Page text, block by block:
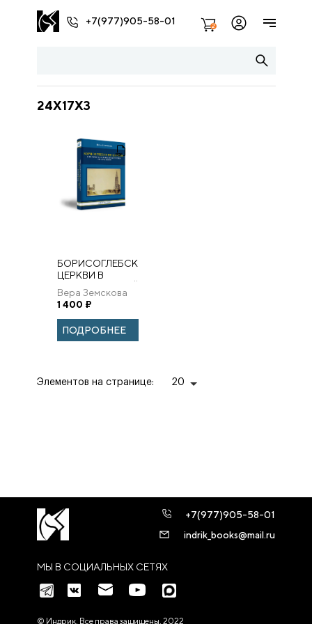
+7(977)905-58-01 2
24X17X3
БОРИСОГЛЕБСКИЕ
ЦЕРКВИ В
ПОЛИТИЧЕСКОЙ
ИСТОРИИ
РОССИИ XII–XVII
ВЕКОВ
Вера Земскова
1 400 ₽
ПОДРОБНЕЕ
Элементов на странице: 20
МЫ В СОЦИАЛЬНЫХ СЕТЯХ
+7(977)905-58-01
indrik_books@mail.ru
© Индрик. Все права защищены, 2022